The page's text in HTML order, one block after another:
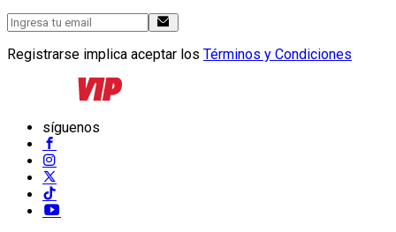
Registrarse implica aceptar los Términos y Condiciones
síguenos